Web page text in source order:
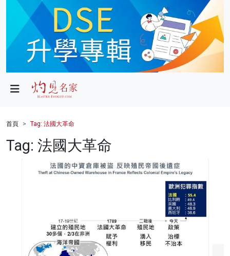
政局
財經
名家榜
首頁 Tag: 法國大革命
Tag: 法國大革命